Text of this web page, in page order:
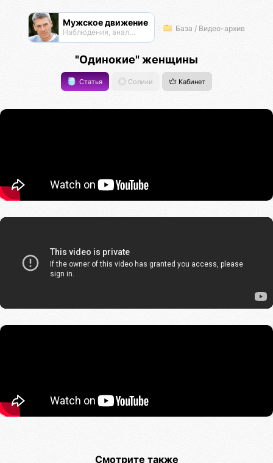
Мужское движение
Наблюдения, анализ, обсуждения База / Видео-архив
"Одинокие" женщины
Статья Солики Кабинет
Смотрите также